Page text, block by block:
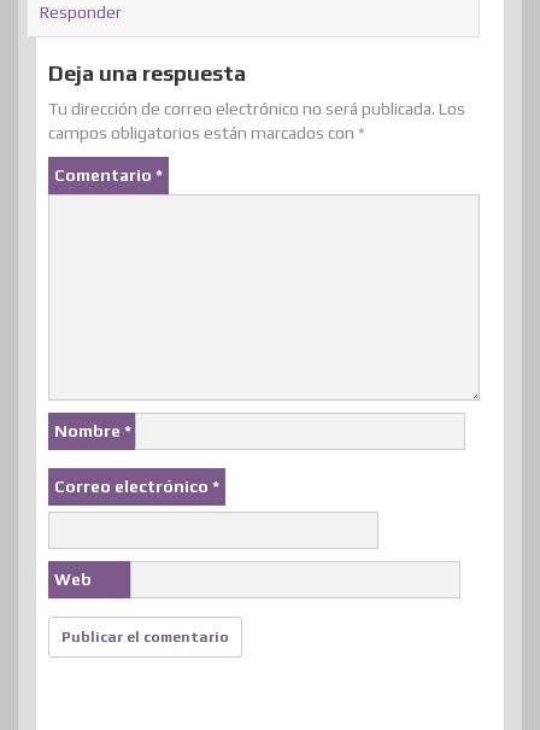
Responder
Deja una respuesta
Tu dirección de correo electrónico no será publicada. Los
campos obligatorios están marcados con *
Comentario *
Nombre *
Correo electrónico *
Web